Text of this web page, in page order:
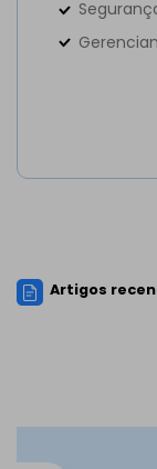
Artigos